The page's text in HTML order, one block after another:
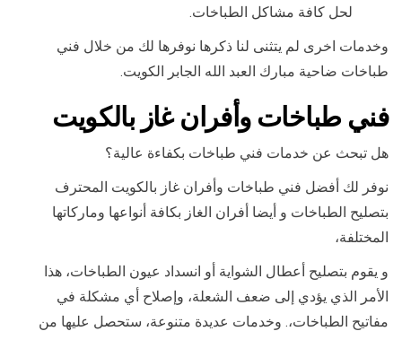
لحل كافة مشاكل الطباخات.
وخدمات اخرى لم يتثنى لنا ذكرها نوفرها لك من خلال فني
طباخات ضاحية مبارك العبد الله الجابر الكويت.
فني طباخات وأفران غاز بالكويت
هل تبحث عن خدمات فني طباخات بكفاءة عالية؟
نوفر لك أفضل فني طباخات وأفران غاز بالكويت المحترف
بتصليح الطباخات و أيضا أفران الغاز بكافة أنواعها وماركاتها
المختلفة،
و يقوم بتصليح أعطال الشواية أو انسداد عيون الطباخات، هذا
الأمر الذي يؤدي إلى ضعف الشعلة، وإصلاح أي مشكلة في
مفاتيح الطباخات،. وخدمات عديدة متنوعة، ستحصل عليها من